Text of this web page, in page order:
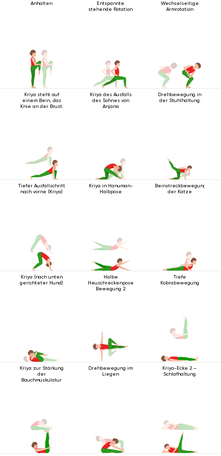
Anhalten
Entspannte
stehende Rotation
Wechselseitige
Armrotation
Kriya steht auf
einem Bein, das
Knie an der Brust.
Kriya des Ausfalls
des Sohnes von
Anjana
Drehbewegung in
der Stuhlhaltung
Tiefer Ausfallschritt
nach vorne (Kriya)
Kriya in Hanuman-
Halbpose
Beinstreckbewegung
der Katze
Kriya (nach unten
gerichteter Hund)
Halbe
Heuschreckenpose
Bewegung 2
Tiefe
Kobrabewegung
Kriya zur Stärkung
der
Bauchmuskulatur
Drehbewegung im
Liegen
Kriya-Ecke 2 –
Schlafhaltung